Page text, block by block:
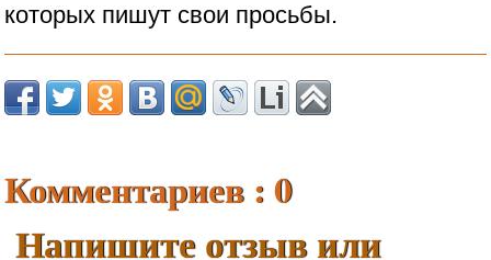
которых пишут свои просьбы.
Комментариев : 0
Напишите отзыв или